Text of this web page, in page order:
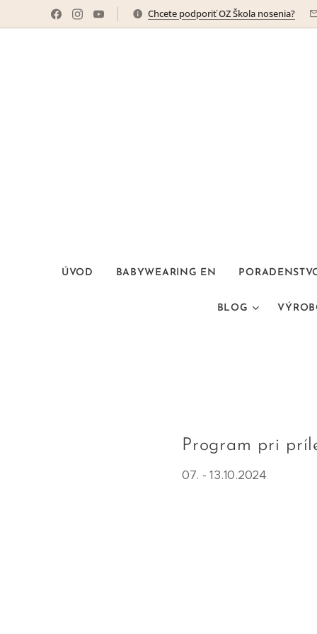
Chcete podporiť OZ Škola nosenia?
ÚVOD BABYWEARING EN
BLOG
Program pri
07. - 13.10.2024